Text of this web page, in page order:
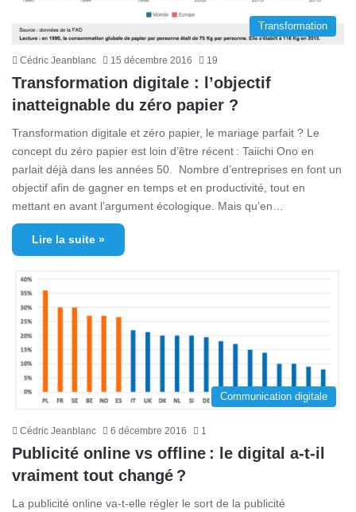
Transformation
Cédric Jeanblanc 15 décembre 2016 19
Transformation digitale : l’objectif
inatteignable du zéro papier ?
Transformation digitale et zéro papier, le mariage parfait ? Le
concept du zéro papier est loin d’être récent : Taiichi Ono en
parlait déjà dans les années 50. Nombre d’entreprises en font un
objectif afin de gagner en temps et en productivité, tout en
mettant en avant l’argument écologique. Mais qu’en…
Lire la suite »
Communication digitale
Cédric Jeanblanc 6 décembre 2016 1
Publicité online vs offline : le digital a-t-il
vraiment tout changé ?
La publicité online va-t-elle régler le sort de la publicité